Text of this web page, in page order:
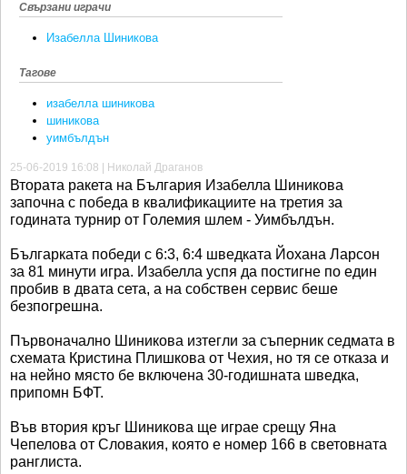
Свързани играчи
Изабелла Шиникова
Тагове
изабелла шиникова
шиникова
уимбълдън
25-06-2019 16:08 | Николай Драганов
Втората ракета на България Изабелла Шиникова
започна с победа в квалификациите на третия за
годината турнир от Големия шлем - Уимбълдън.
Българката победи с 6:3, 6:4 шведката Йохана Ларсон
за 81 минути игра. Изабелла успя да постигне по един
пробив в двата сета, а на собствен сервис беше
безпогрешна.
Първоначално Шиникова изтегли за съперник седмата в
схемата Кристина Плишкова от Чехия, но тя се отказа и
на нейно място бе включена 30-годишната шведка,
припомн БФТ.
Във втория кръг Шиникова ще играе срещу Яна
Чепелова от Словакия, която е номер 166 в световната
ранглиста.